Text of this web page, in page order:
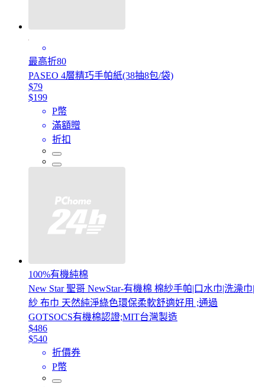
最高折80
PASEO 4層精巧手帕紙(38抽8包/袋)
$79
$199
P幣
滿額贈
折扣
100%有機純棉
New Star 聖哥 NewStar-有機棉 棉紗手帕|口水巾|洗澡巾|
紗 布巾 天然純淨綠色環保柔軟舒適好用 ;通過
GOTSOCS有機棉認證;MIT台灣製造
$486
$540
折價券
P幣